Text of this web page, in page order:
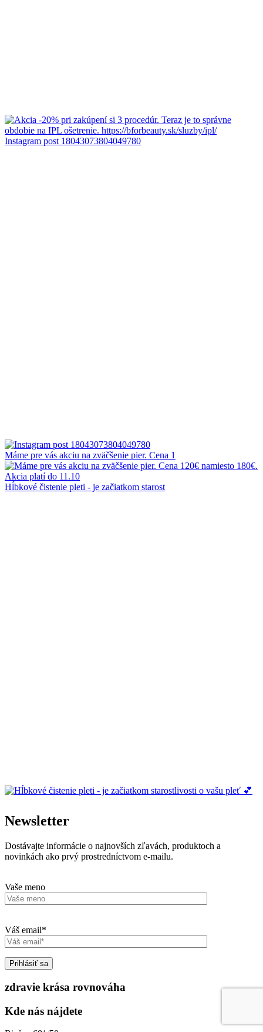
Instagram post 18043073804049780
Máme pre vás akciu na zväčšenie pier. Cena 1
Hĺbkové čistenie pleti - je začiatkom starost
Newsletter
Dostávajte informácie o najnovších zľavách, produktoch a
novinkách ako prvý prostredníctvom e-mailu.
Vaše meno
Váš email*
zdravie krása rovnováha
Kde nás nájdete